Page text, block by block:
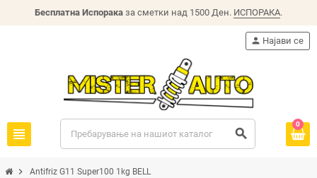
Бесплатна Испорака за сметки над 1500 Ден. ИСПОРАКА.
view_headline search
person Најави се
0
chevron_right Antifriz G11 Super100 1kg BELL